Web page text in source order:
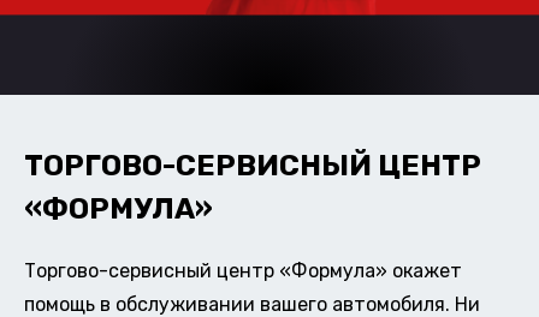
ТОРГОВО-СЕРВИСНЫЙ ЦЕНТР
«ФОРМУЛА»
Торгово-сервисный центр «Формула» окажет
помощь в обслуживании вашего автомобиля. Ни